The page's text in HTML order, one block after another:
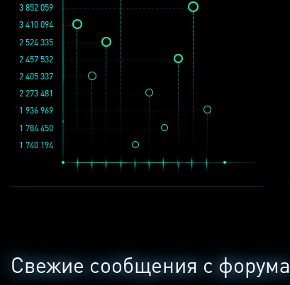
1 936 969
3 852 059
2 457 532
1 784 450
2 273 481
1 740 194
2 524 335
2 405 337
3 410 094
Свежие сообщения с форума